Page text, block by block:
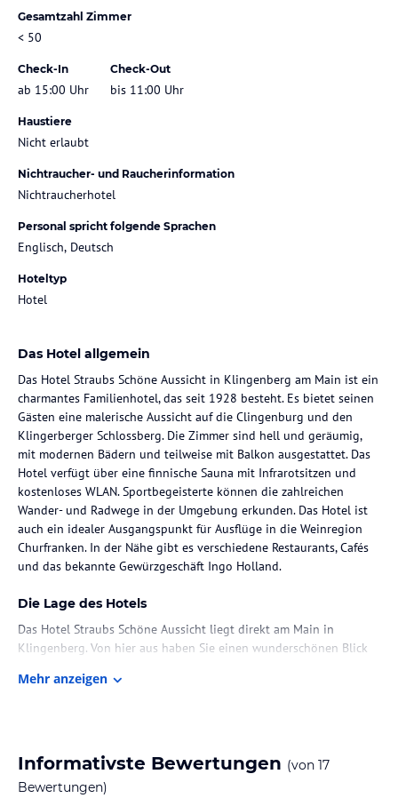
Gesamtzahl Zimmer
< 50
Check-In
ab 15:00 Uhr
Check-Out
bis 11:00 Uhr
Haustiere
Nicht erlaubt
Nichtraucher- und Raucherinformation
Nichtraucherhotel
Personal spricht folgende Sprachen
Englisch, Deutsch
Hoteltyp
Hotel
Das Hotel allgemein
Das Hotel Straubs Schöne Aussicht in Klingenberg am Main ist ein
charmantes Familienhotel, das seit 1928 besteht. Es bietet seinen
Gästen eine malerische Aussicht auf die Clingenburg und den
Klingerberger Schlossberg. Die Zimmer sind hell und geräumig,
mit modernen Bädern und teilweise mit Balkon ausgestattet. Das
Hotel verfügt über eine finnische Sauna mit Infrarotsitzen und
kostenloses WLAN. Sportbegeisterte können die zahlreichen
Wander- und Radwege in der Umgebung erkunden. Das Hotel ist
auch ein idealer Ausgangspunkt für Ausflüge in die Weinregion
Churfranken. In der Nähe gibt es verschiedene Restaurants, Cafés
und das bekannte Gewürzgeschäft Ingo Holland.
Die Lage des Hotels
Das Hotel Straubs Schöne Aussicht liegt direkt am Main in
Klingenberg. Von hier aus haben Sie einen wunderschönen Blick
Schlossberg. Die Altstadt von Klingenberg und das
Rotwein-Wanderweg.
Zimmer / Unterbringung im Hotel
Mehr anzeigen
Informativste Bewertungen (von 17
Bewertungen)